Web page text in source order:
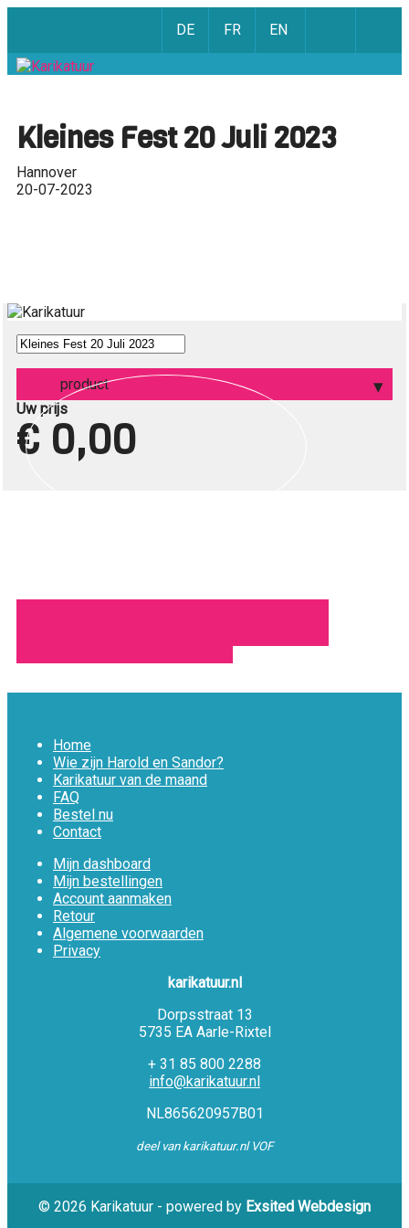
DE FR EN
Kleines Fest 20 Juli 2023
Hannover
20-07-2023
product
Uw prijs
€ 0,00
Home
Wie zijn Harold en Sandor?
Karikatuur van de maand
FAQ
Bestel nu
Contact
Mijn dashboard
Mijn bestellingen
Account aanmaken
Retour
Algemene voorwaarden
Privacy
karikatuur.nl
Dorpsstraat 13
5735 EA Aarle-Rixtel
+ 31 85 800 2288
info@karikatuur.nl
NL865620957B01
deel van karikatuur.nl VOF
© 2026 Karikatuur - powered by Exsited Webdesign